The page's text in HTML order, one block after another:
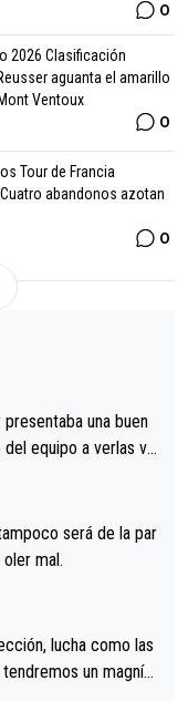
0
2026 Clasificación
aguanta el amarillo
Ventoux
0
Tour de Francia
abandonos azotan
0
una buen
equipo a verlas ve
Más en San Seb
podríamos ten
será de la par
mal.
lucha como las
un magnífi